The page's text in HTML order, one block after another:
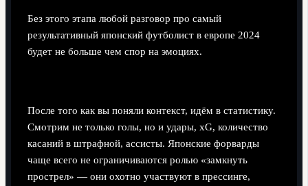
Без этого этапа любой разговор про самый
результативный японский футболист в европе 2024
будет не больше чем спор на эмоциях.
После того как вы поняли контекст, идём в статистику.
Смотрим не только голы, но и удары, xG, количество
касаний в штрафной, ассисты. Японские форварды
чаще всего не ограничиваются ролью «замкнуть
прострел» — они охотно участвуют в прессинге,